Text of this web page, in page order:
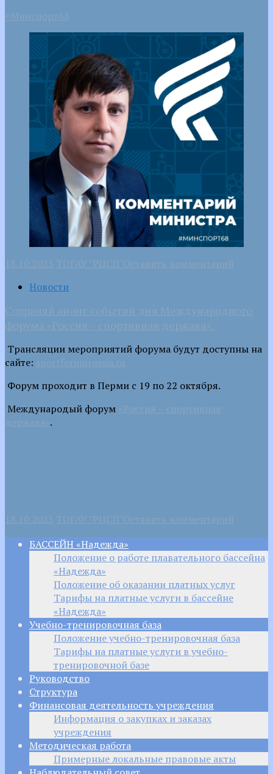
#Минспорт68
18.10.2023 ТОГАУ "РЦСП" Оставить комментарий
Новости
Сохраняй анонс событий дня Международного
форума «Россия – спортивная держава».
Трансляции мероприятий форума будут доступны на
сайте: sportforumrussia.ru
Форум проходит в Перми с 19 по 22 октября.
Международый форум
«Россия – спортивная
держава» .
18.10.2023 ТОГАУ "РЦСП" Оставить комментарий
БАССЕЙН «Надежда»
Положение о работе плавательного бассейна
«Надежда»
Положение об оказании платных услуг
Тарифы на платные услуги в бассейне
«Надежда»
Учебно-тренировочная база
Положение учебно-тренировочная база
Тарифы на платные услуги в учебно-
тренировочной базе
Руководство
Структура
Финансовая деятельность учреждения
Информация о закупках и заказах
учреждения
Методическая работа
Примерные локальные правовые акты